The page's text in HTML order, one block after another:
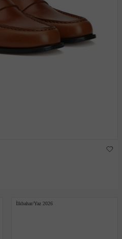
İlkbahar/Yaz 2026